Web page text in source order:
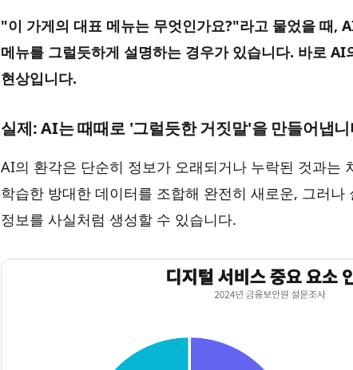
"이 가게의 대표 메뉴는 무엇인가요?"라고 물었을 때,
메뉴를 그럴듯하게 설명하는 경우가 있습니다. 바로
현상입니다.
실제: AI는 때때로 '그럴듯한 거짓말'을 만들어냅
AI의 환각은 단순히 정보가 오래되거나 누락된 것과는
학습한 방대한 데이터를 조합해 완전히 새로운, 그러나
정보를 사실처럼 생성할 수 있습니다.